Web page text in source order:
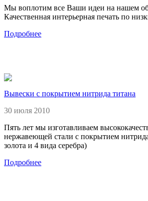
Мы воплотим все Ваши идеи на нашем
Качественная интерьерная печать по
Подробнее
Вывески с покрытием нитрида титана
30 июля 2010
Пять лет мы изготавливаем
нержавеющей стали с покрытием
золота и 4 вида серебра)
Подробнее